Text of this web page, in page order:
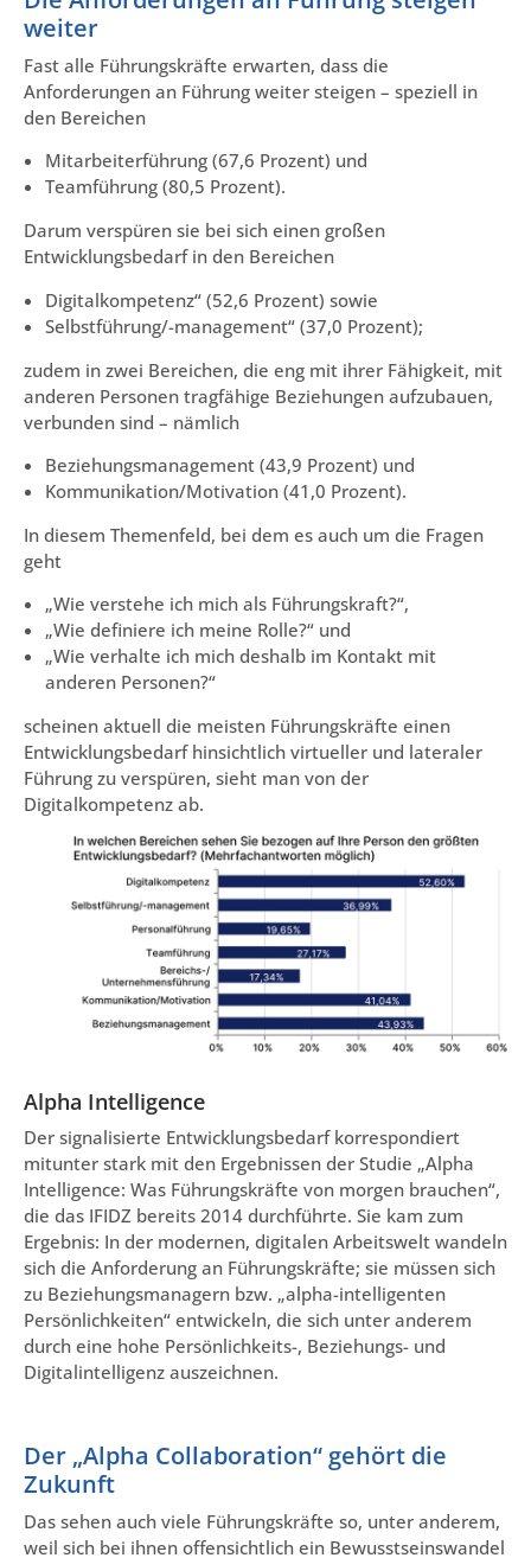
weiter
Fast alle Führungskräfte erwarten, dass die
Anforderungen an Führung weiter steigen – speziell in
den Bereichen
Mitarbeiterführung (67,6 Prozent) und
Teamführung (80,5 Prozent).
Darum verspüren sie bei sich einen großen
Entwicklungsbedarf in den Bereichen
Digitalkompetenz“ (52,6 Prozent) sowie
Selbstführung/-management“ (37,0 Prozent);
zudem in zwei Bereichen, die eng mit ihrer Fähigkeit, mit
anderen Personen tragfähige Beziehungen aufzubauen,
verbunden sind – nämlich
Beziehungsmanagement (43,9 Prozent) und
Kommunikation/Motivation (41,0 Prozent).
In diesem Themenfeld, bei dem es auch um die Fragen
geht
„Wie verstehe ich mich als Führungskraft?“,
„Wie definiere ich meine Rolle?“ und
„Wie verhalte ich mich deshalb im Kontakt mit
anderen Personen?“
scheinen aktuell die meisten Führungskräfte einen
Entwicklungsbedarf hinsichtlich virtueller und lateraler
Führung zu verspüren, sieht man von der
Digitalkompetenz ab.
Alpha Intelligence
Der signalisierte Entwicklungsbedarf korrespondiert
mitunter stark mit den Ergebnissen der Studie „Alpha
Intelligence: Was Führungskräfte von morgen brauchen“,
die das IFIDZ bereits 2014 durchführte. Sie kam zum
Ergebnis: In der modernen, digitalen Arbeitswelt wandeln
sich die Anforderung an Führungskräfte; sie müssen sich
zu Beziehungsmanagern bzw. „alpha-intelligenten
Persönlichkeiten“ entwickeln, die sich unter anderem
durch eine hohe Persönlichkeits-, Beziehungs- und
Digitalintelligenz auszeichnen.
Der „Alpha Collaboration“ gehört die
Zukunft
Das sehen auch viele Führungskräfte so, unter anderem,
weil sich bei ihnen offensichtlich ein Bewusstseinswandel